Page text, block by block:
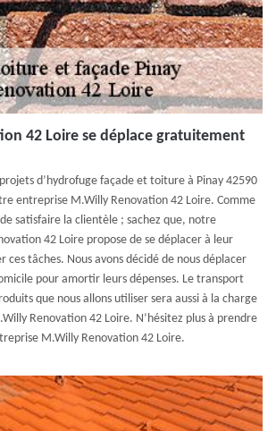
42 Loire se déplace gratuitement
projets d’hydrofuge façade et toiture à Pinay 42590
entreprise M.Willy Renovation 42 Loire. Comme
satisfaire la clientèle ; sachez que, notre
42 Loire propose de se déplacer à leur
tâches. Nous avons décidé de nous déplacer
pour amortir leurs dépenses. Le transport
que nous allons utiliser sera aussi à la charge
Renovation 42 Loire. N’hésitez plus à prendre
M.Willy Renovation 42 Loire.